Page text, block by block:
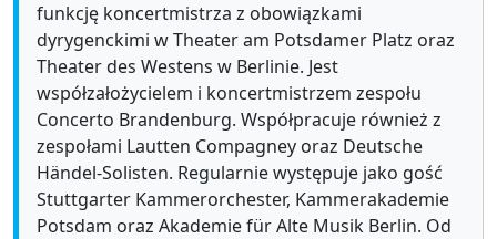
funkcję koncertmistrza z obowiązkami
dyrygenckimi w Theater am Potsdamer Platz oraz
Theater des Westens w Berlinie. Jest
współzałożycielem i koncertmistrzem zespołu
Concerto Brandenburg. Współpracuje również z
zespołami Lautten Compagney oraz Deutsche
Händel-Solisten. Regularnie występuje jako gość
Stuttgarter Kammerorchester, Kammerakademie
Potsdam oraz Akademie für Alte Musik Berlin. Od